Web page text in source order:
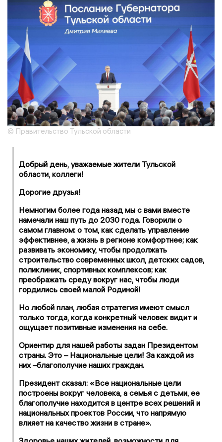
© Правительство Тульской области
Добрый день, уважаемые жители Тульской
области, коллеги!
Дорогие друзья!
Немногим более года назад мы с вами вместе
намечали наш путь до 2030 года. Говорили о
самом главном: о том, как сделать управление
эффективнее, а жизнь в регионе комфортнее; как
развивать экономику, чтобы продолжать
строительство современных школ, детских садов,
поликлиник, спортивных комплексов; как
преображать среду вокруг нас, чтобы люди
гордились своей малой Родиной!
Но любой план, любая стратегия имеют смысл
только тогда, когда конкретный человек видит и
ощущает позитивные изменения на себе.
Ориентир для нашей работы задан Президентом
страны. Это – Национальные цели! За каждой из
них –благополучие наших граждан.
Президент сказал: «Все национальные цели
построены вокруг человека, а семья с детьми, ее
благополучие находится в центре всех решений и
национальных проектов России, что напрямую
влияет на качество жизни в стране».